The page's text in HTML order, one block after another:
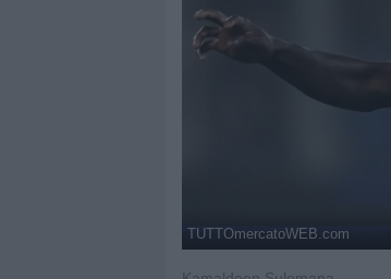
TUTTOmercatoWEB.com